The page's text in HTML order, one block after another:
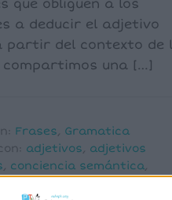
que obliguen a los
a deducir el adjetivo
partir del contexto de
compartimos una […]
Frases, Gramatica
adjetivos, adjetivos
, conciencia semántica,